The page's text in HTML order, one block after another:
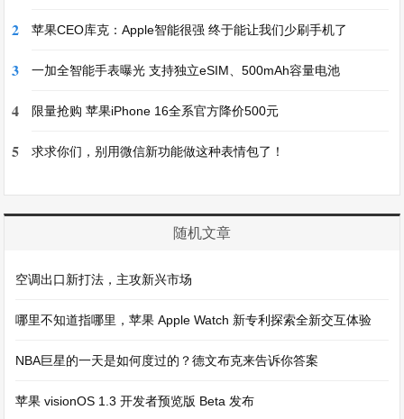
2 苹果CEO库克：Apple智能很强 终于能让我们少刷手机了
3 一加全智能手表曝光 支持独立eSIM、500mAh容量电池
4 限量抢购 苹果iPhone 16全系官方降价500元
5 求求你们，别用微信新功能做这种表情包了！
随机文章
空调出口新打法，主攻新兴市场
哪里不知道指哪里，苹果 Apple Watch 新专利探索全新交互体验
NBA巨星的一天是如何度过的？德文布克来告诉你答案
苹果 visionOS 1.3 开发者预览版 Beta 发布